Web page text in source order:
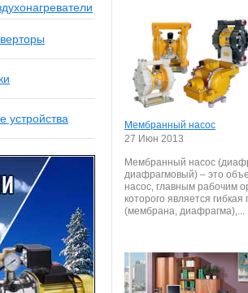
устройства
Мембранный насос
27 Июн 2013
Мембранный насос
диафрагмовый) – это
насос, главным рабочим
которого является гибкая
(мембрана, диафрагма),...